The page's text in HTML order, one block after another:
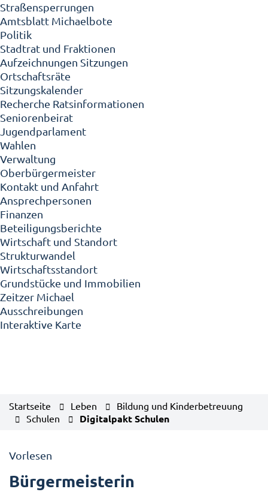
Straßensperrungen
Amtsblatt Michaelbote
Politik
Stadtrat und Fraktionen
Aufzeichnungen Sitzungen
Ortschaftsräte
Sitzungskalender
Recherche Ratsinformationen
Seniorenbeirat
Jugendparlament
Wahlen
Verwaltung
Oberbürgermeister
Kontakt und Anfahrt
Ansprechpersonen
Finanzen
Beteiligungsberichte
Wirtschaft und Standort
Strukturwandel
Wirtschaftsstandort
Grundstücke und Immobilien
Zeitzer Michael
Ausschreibungen
Interaktive Karte
Startseite Leben
Bildung und Kinderbetreuung
Schulen
Digitalpakt Schulen
Vorlesen
Bürgermeisterin